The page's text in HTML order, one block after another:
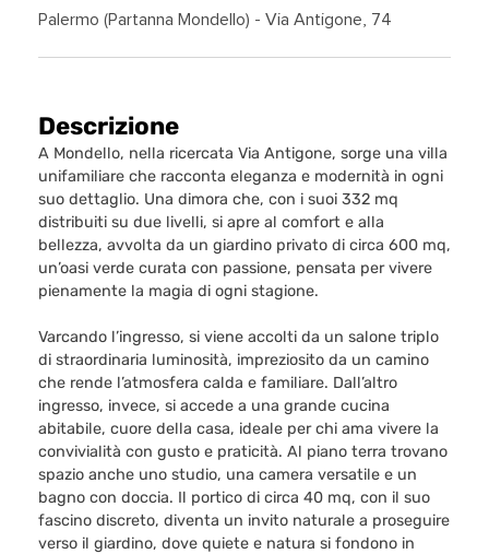
Palermo (Partanna Mondello) - Via Antigone, 74
Descrizione
A Mondello, nella ricercata Via Antigone, sorge una villa
unifamiliare che racconta eleganza e modernità in ogni
suo dettaglio. Una dimora che, con i suoi 332 mq
distribuiti su due livelli, si apre al comfort e alla
bellezza, avvolta da un giardino privato di circa 600 mq,
un’oasi verde curata con passione, pensata per vivere
pienamente la magia di ogni stagione.
Varcando l’ingresso, si viene accolti da un salone triplo
di straordinaria luminosità, impreziosito da un camino
che rende l’atmosfera calda e familiare. Dall’altro
ingresso, invece, si accede a una grande cucina
abitabile, cuore della casa, ideale per chi ama vivere la
convivialità con gusto e praticità. Al piano terra trovano
spazio anche uno studio, una camera versatile e un
bagno con doccia. Il portico di circa 40 mq, con il suo
fascino discreto, diventa un invito naturale a proseguire
verso il giardino, dove quiete e natura si fondono in